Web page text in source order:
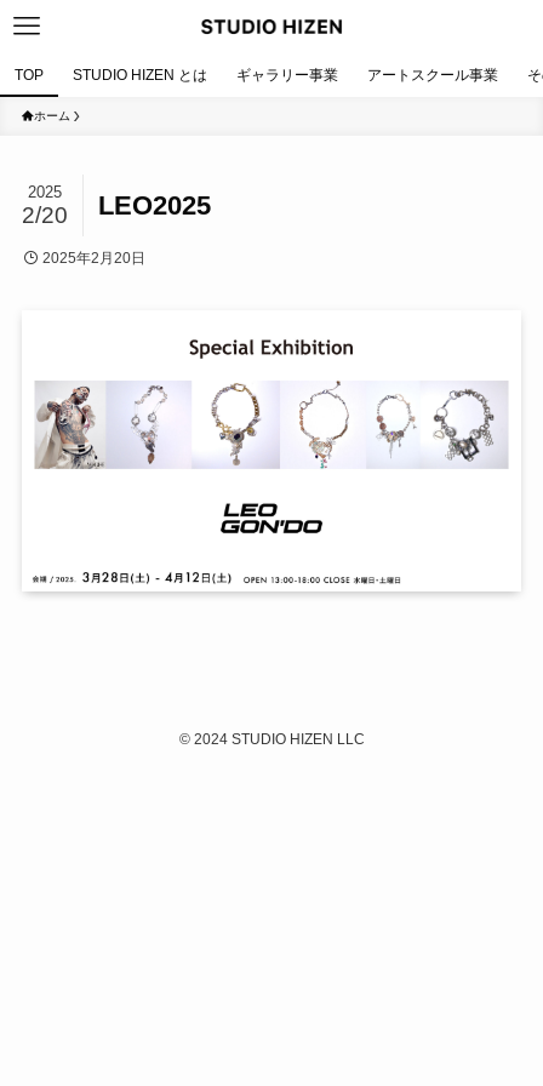
TOP STUDIO HIZEN とは ギャラリー事業 アートスクール事業
ホーム
LEO2025
2025
2/20
2025年2月20日
©2024 STUDIO HIZEN LLC